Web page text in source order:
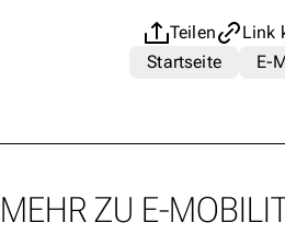
Teilen
Link
Startseite
E-
MEHR ZU E-